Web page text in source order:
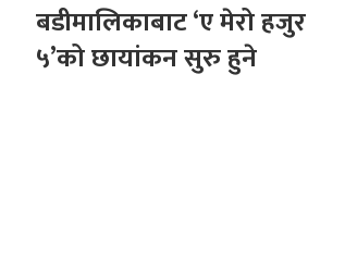
बडीमालिकाबाट ‘ए मेरो हजुर
५’को छायांकन सुरु हुने